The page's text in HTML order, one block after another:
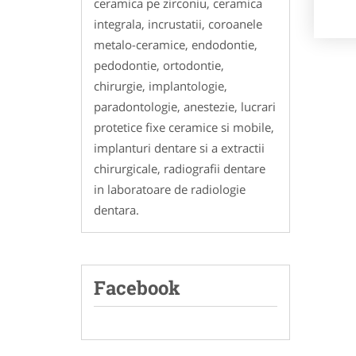
integrala, incrustatii, coroanele
metalo-ceramice, endodontie,
pedodontie, ortodontie,
chirurgie, implantologie,
paradontologie, anestezie, lucrari
protetice fixe ceramice si mobile,
implanturi dentare si a extractii
chirurgicale, radiografii dentare
in laboratoare de radiologie
dentara.
Facebook